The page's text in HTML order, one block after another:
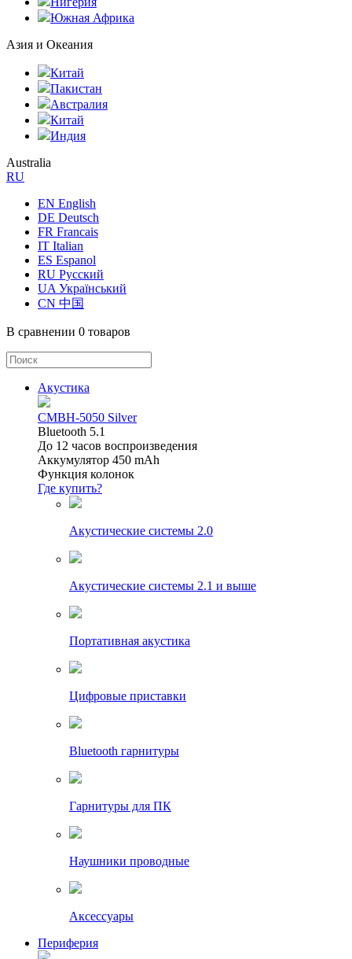
Южная Африка
Азия и Океания
Китай
Пакистан
Австралия
Китай
Индия
Australia
RU
EN English
DE Deutsch
FR Francais
IT Italian
ES Espanol
RU Русский
UA Український
CN 中国
В сравнении 0 товаров
Акустика
CMBH-5050 Silver
Bluetooth 5.1
До 12 часов воспроизведения
Аккумулятор 450 mAh
Функция колонок
Где купить?
Акустические системы 2.0
Акустические системы 2.1 и выше
Портативная акустика
Цифровые приставки
Bluetooth гарнитуры
Гарнитуры для ПК
Наушники проводные
Аксессуары
Периферия